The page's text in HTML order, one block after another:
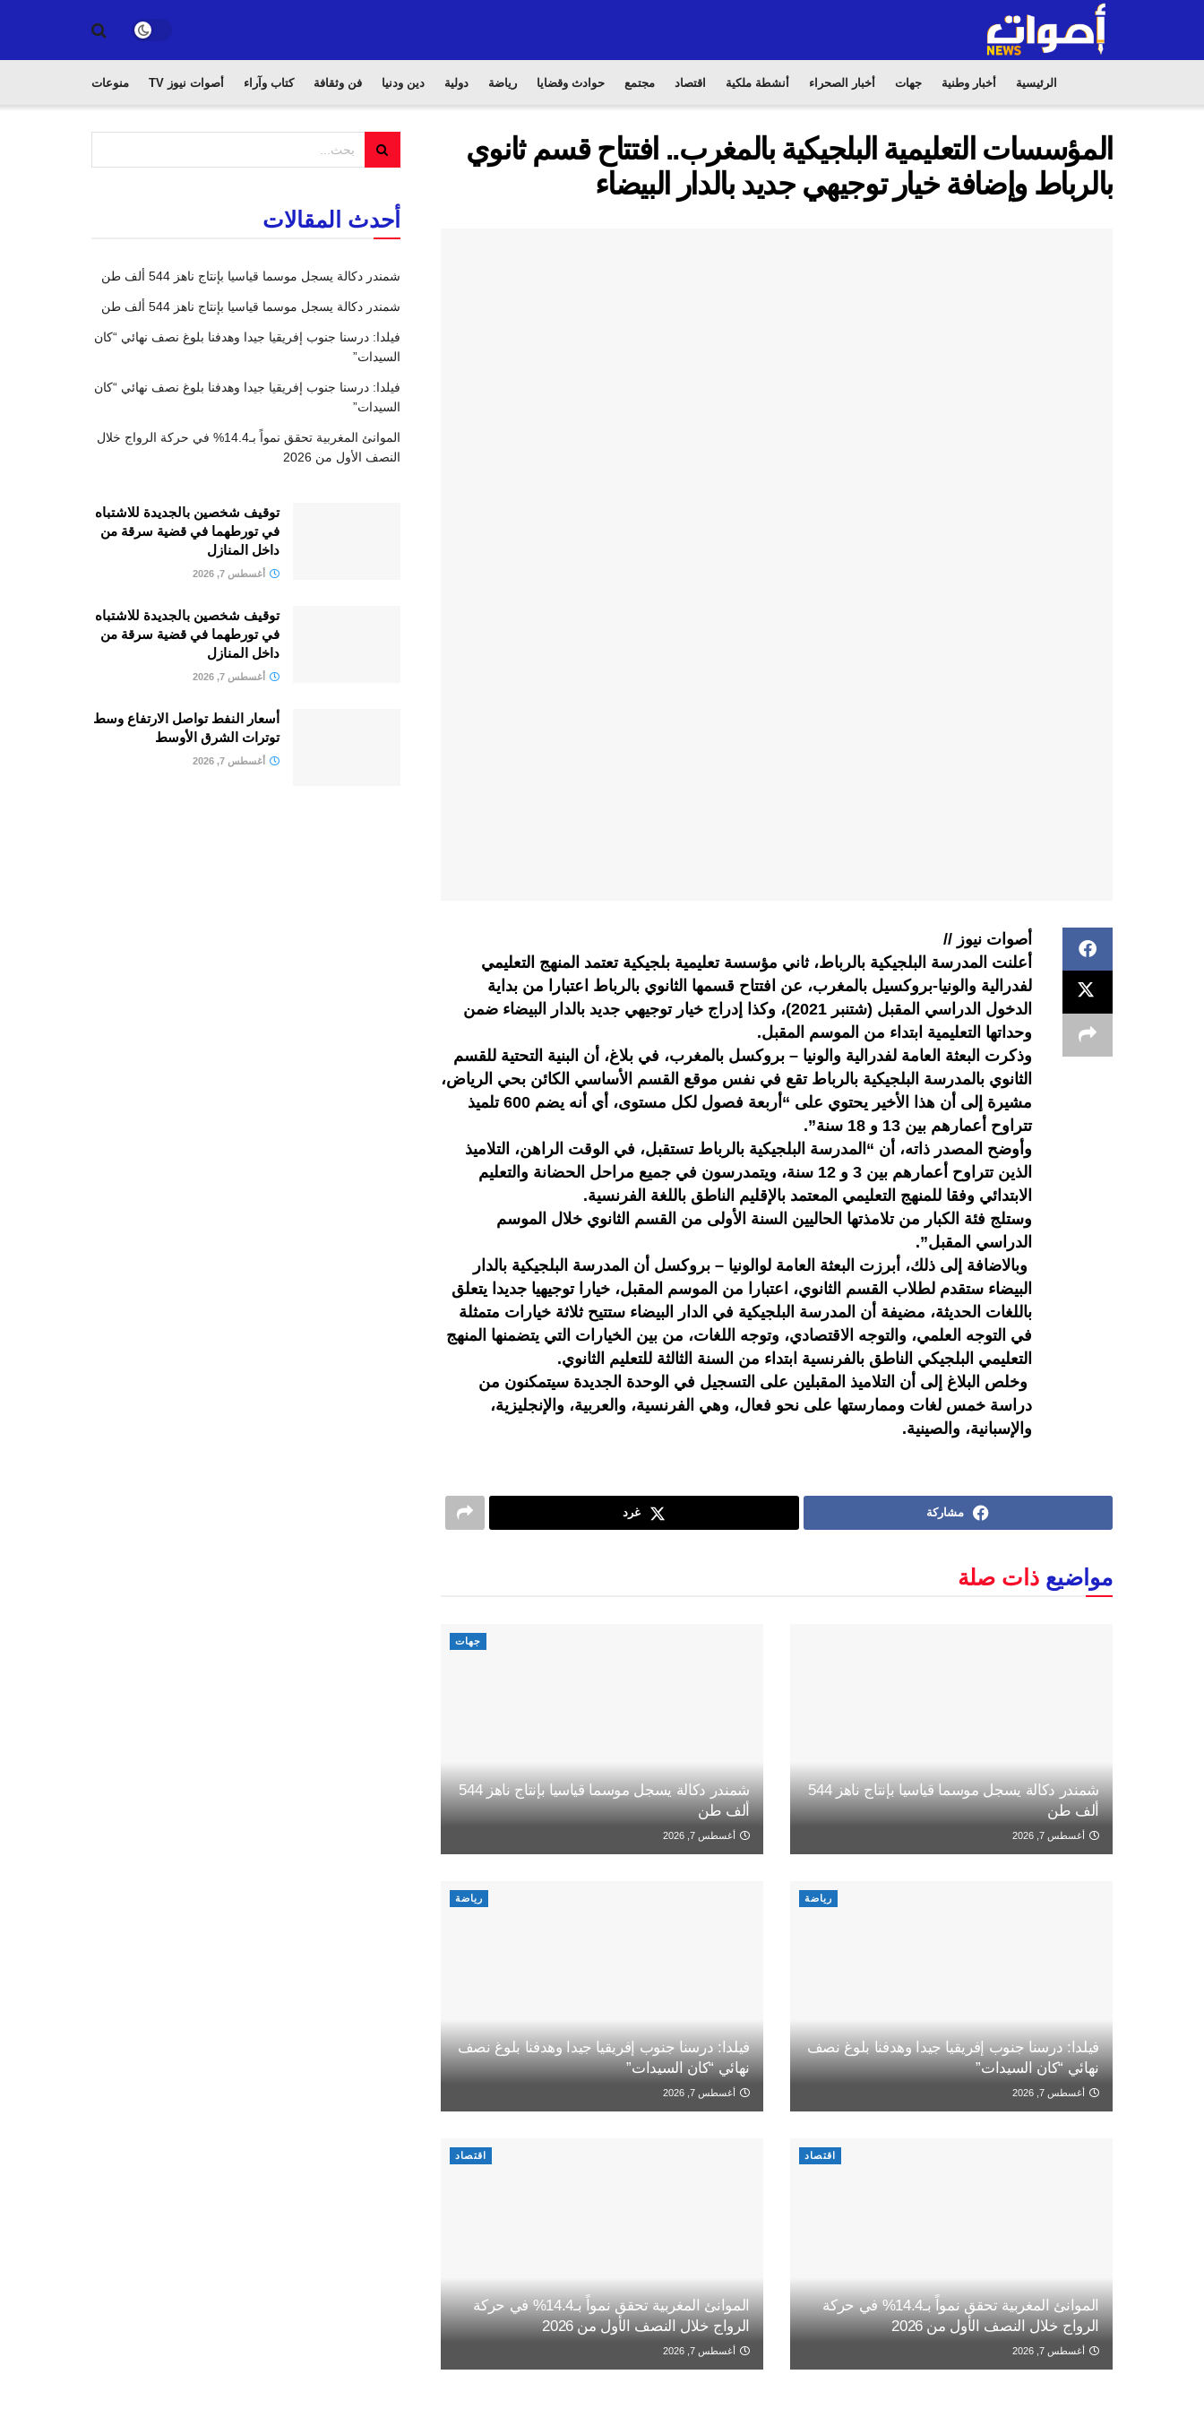
الرئيسية أخبار وطنية جهات أخبار الصحراء أنشطة ملكية اقتصاد مجتمع حوادث وقضايا رياضة دولية دين ودنيا فن وثقافة كتاب وآراء أصوات نيوز TV منوعات
المؤسسات التعليمية البلجيكية بالمغرب.. افتتاح قسم ثانوي
بالرباط وإضافة خيار توجيهي جديد بالدار البيضاء
أصوات نيوز //
أعلنت المدرسة البلجيكية بالرباط، ثاني مؤسسة تعليمية بلجيكية تعتمد المنهج التعليمي
لفدرالية والونيا-بروكسيل بالمغرب، عن افتتاح قسمها الثانوي بالرباط اعتبارا من بداية
الدخول الدراسي المقبل (شتنبر 2021)، وكذا إدراج خيار توجيهي جديد بالدار البيضاء ضمن
وحداتها التعليمية ابتداء من الموسم المقبل.
وذكرت البعثة العامة لفدرالية والونيا – بروكسل بالمغرب، في بلاغ، أن البنية التحتية للقسم
الثانوي بالمدرسة البلجيكية بالرباط تقع في نفس موقع القسم الأساسي الكائن بحي الرياض،
مشيرة إلى أن هذا الأخير يحتوي على “أربعة فصول لكل مستوى، أي أنه يضم 600 تلميذ
تتراوح أعمارهم بين 13 و 18 سنة”.
وأوضح المصدر ذاته، أن “المدرسة البلجيكية بالرباط تستقبل، في الوقت الراهن، التلاميذ
الذين تتراوح أعمارهم بين 3 و 12 سنة، ويتمدرسون في جميع مراحل الحضانة والتعليم
الابتدائي وفقا للمنهج التعليمي المعتمد بالإقليم الناطق باللغة الفرنسية.
وستلج فئة الكبار من تلامذتها الحاليين السنة الأولى من القسم الثانوي خلال الموسم
الدراسي المقبل”.
وبالاضافة إلى ذلك، أبرزت البعثة العامة لوالونيا – بروكسل أن المدرسة البلجيكية بالدار
البيضاء ستقدم لطلاب القسم الثانوي، اعتبارا من الموسم المقبل، خيارا توجيهيا جديدا يتعلق
باللغات الحديثة، مضيفة أن المدرسة البلجيكية في الدار البيضاء ستتيح ثلاثة خيارات متمثلة
في التوجه العلمي، والتوجه الاقتصادي، وتوجه اللغات، من بين الخيارات التي يتضمنها المنهج
التعليمي البلجيكي الناطق بالفرنسية ابتداء من السنة الثالثة للتعليم الثانوي.
وخلص البلاغ إلى أن التلاميذ المقبلين على التسجيل في الوحدة الجديدة سيتمكنون من
دراسة خمس لغات وممارستها على نحو فعال، وهي الفرنسية، والعربية، والإنجليزية،
والإسبانية، والصينية.
مشاركة غرد
مواضيع ذات صلة
شمندر دكالة يسجل موسما قياسيا بإنتاج ناهز 544
ألف طن
أغسطس 7, 2026
جهات
شمندر دكالة يسجل موسما قياسيا بإنتاج ناهز 544
ألف طن
أغسطس 7, 2026
رياضة
فيلدا: درسنا جنوب إفريقيا جيدا وهدفنا بلوغ نصف
نهائي “كان السيدات”
أغسطس 7, 2026
رياضة
فيلدا: درسنا جنوب إفريقيا جيدا وهدفنا بلوغ نصف
نهائي “كان السيدات”
أغسطس 7, 2026
اقتصاد
الموانئ المغربية تحقق نمواً بـ14.4% في حركة
الرواج خلال النصف الأول من 2026
أغسطس 7, 2026
اقتصاد
الموانئ المغربية تحقق نمواً بـ14.4% في حركة
الرواج خلال النصف الأول من 2026
أغسطس 7, 2026
أحدث المقالات
شمندر دكالة يسجل موسما قياسيا بإنتاج ناهز 544 ألف طن
شمندر دكالة يسجل موسما قياسيا بإنتاج ناهز 544 ألف طن
فيلدا: درسنا جنوب إفريقيا جيدا وهدفنا بلوغ نصف نهائي “كان
السيدات”
فيلدا: درسنا جنوب إفريقيا جيدا وهدفنا بلوغ نصف نهائي “كان
السيدات”
الموانئ المغربية تحقق نمواً بـ14.4% في حركة الرواج خلال
النصف الأول من 2026
توقيف شخصين بالجديدة للاشتباه
في تورطهما في قضية سرقة من
داخل المنازل
أغسطس 7, 2026
توقيف شخصين بالجديدة للاشتباه
في تورطهما في قضية سرقة من
داخل المنازل
أغسطس 7, 2026
أسعار النفط تواصل الارتفاع وسط
توترات الشرق الأوسط
أغسطس 7, 2026